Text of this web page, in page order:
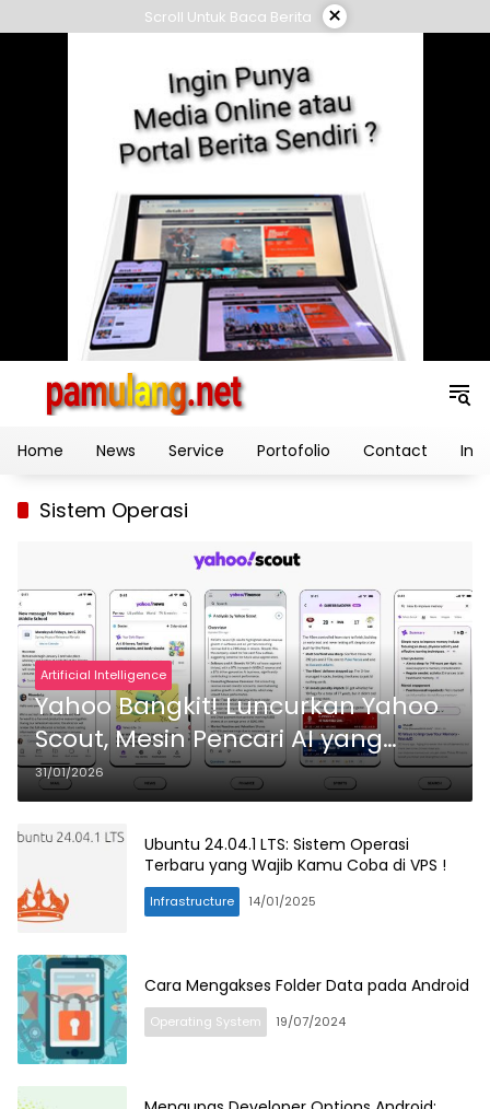
to
Scroll Untuk Baca Berita ×
Home News Service Portofolio Contact
Sistem Operasi
Artificial Intelligence
Yahoo Bangkit! Luncurkan Yahoo
Scout, Mesin Pencari AI yang
“Nekat” Pamerkan Tautan dan
Tantang Perplexity serta Google
31/01/2026
Ubuntu 24.04.1 LTS: Sistem Operasi
Terbaru yang Wajib Kamu Coba di VPS !
Infrastructure 14/01/2025
Cara Mengakses Folder Data pada Android
Operating System 19/07/2024